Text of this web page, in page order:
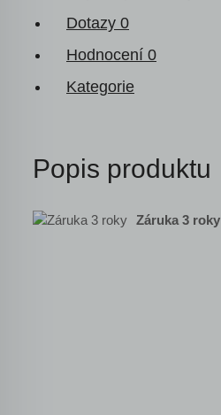
Dotazy 0
Hodnocení 0
Kategorie
Popis produktu
Záruka 3 roky